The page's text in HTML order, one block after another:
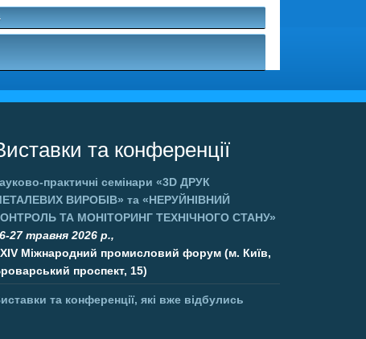
та конференції
практичні семінари«3D ДРУК
ВИРОБІВ» та«НЕРУЙНІВНИЙ
ТА МОНІТОРИНГ ТЕХНІЧНОГО СТАНУ»
27 травня 2026 р.,
Міжнародний промисловий форум (м. Київ,
проспект, 15)
та конференції, які вже відбулись